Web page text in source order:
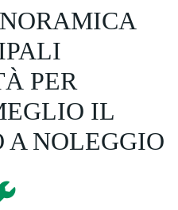
PER
IL
A NOLEGGIO